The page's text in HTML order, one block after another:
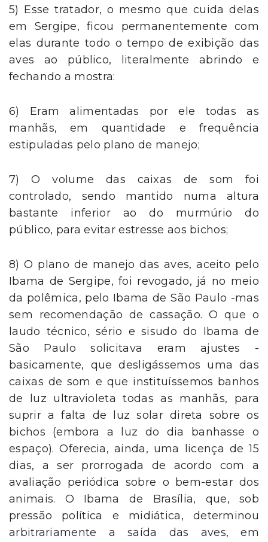
5) Esse tratador, o mesmo que cuida delas
em Sergipe, ficou permanentemente com
elas durante todo o tempo de exibição das
aves ao público, literalmente abrindo e
fechando a mostra:
6) Eram alimentadas por ele todas as
manhãs, em quantidade e frequência
estipuladas pelo plano de manejo;
7) O volume das caixas de som foi
controlado, sendo mantido numa altura
bastante inferior ao do murmúrio do
público, para evitar estresse aos bichos;
8) O plano de manejo das aves, aceito pelo
Ibama de Sergipe, foi revogado, já no meio
da polêmica, pelo Ibama de São Paulo -mas
sem recomendação de cassação. O que o
laudo técnico, sério e sisudo do Ibama de
São Paulo solicitava eram ajustes -
basicamente, que desligássemos uma das
caixas de som e que instituíssemos banhos
de luz ultravioleta todas as manhãs, para
suprir a falta de luz solar direta sobre os
bichos (embora a luz do dia banhasse o
espaço). Oferecia, ainda, uma licença de 15
dias, a ser prorrogada de acordo com a
avaliação periódica sobre o bem-estar dos
animais. O Ibama de Brasília, que, sob
pressão política e midiática, determinou
arbitrariamente a saída das aves, em